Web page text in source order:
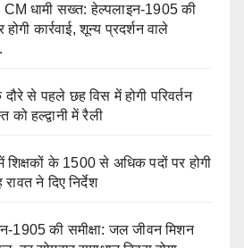
धामी सख्त: हेल्पलाइन-1905 की
कार्रवाई, शून्य प्रदर्शन वाले
से पहले छह विस में होगी परिवर्तन
हल्द्वानी में रैली
के 1500 से अधिक पदों पर होगी
रावत ने दिए निर्देश
1905 की समीक्षा: जल जीवन मिशन